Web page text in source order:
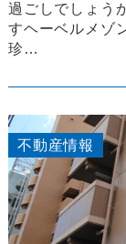
過ごしでしょう
すヘーベルメゾ
珍…
不動産情報